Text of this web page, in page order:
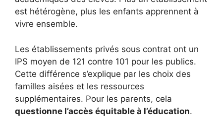
est hétérogène, plus les enfants apprennent à
vivre ensemble.
Les établissements privés sous contrat ont un
IPS moyen de 121 contre 101 pour les publics.
Cette différence s’explique par les choix des
familles aisées et les ressources
supplémentaires. Pour les parents, cela
questionne l’accès équitable à l’éducation.